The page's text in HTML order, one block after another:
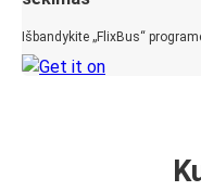
Išbandykite „FlixBus“